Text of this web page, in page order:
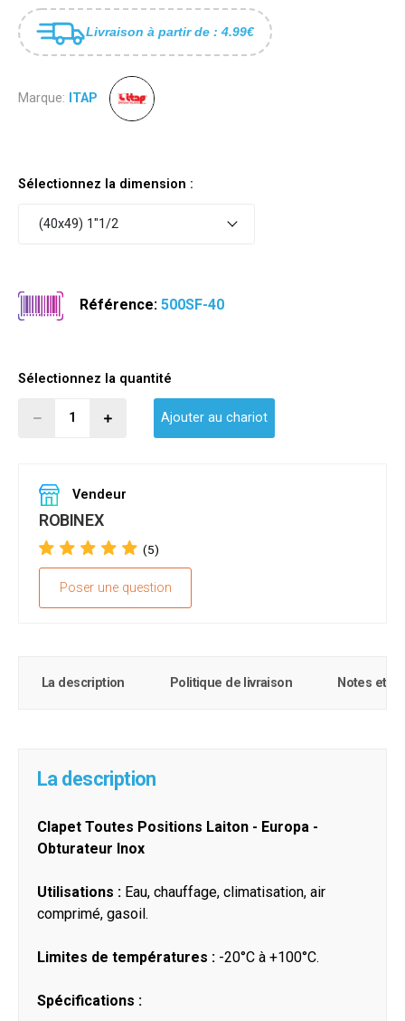
Livraison à partir de : 4.99€
Marque: ITAP
Sélectionnez la dimension :
(40x49) 1"1/2
Référence:500SF-40
Sélectionnez la quantité
Ajouter au chariot
Vendeur
ROBINEX
(5)
Poser une question
La description Politique de livraison Notes et
La description
Clapet Toutes Positions Laiton - Europa -
Obturateur Inox
Utilisations : Eau, chauffage, climatisation, air
comprimé, gasoil.
Limites de températures : -20°C à +100°C.
Spécifications :